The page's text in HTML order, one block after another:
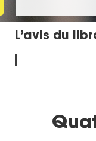
L’avis du